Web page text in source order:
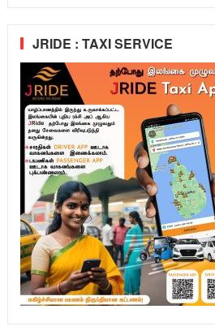
JRIDE : TAXI SERVICE